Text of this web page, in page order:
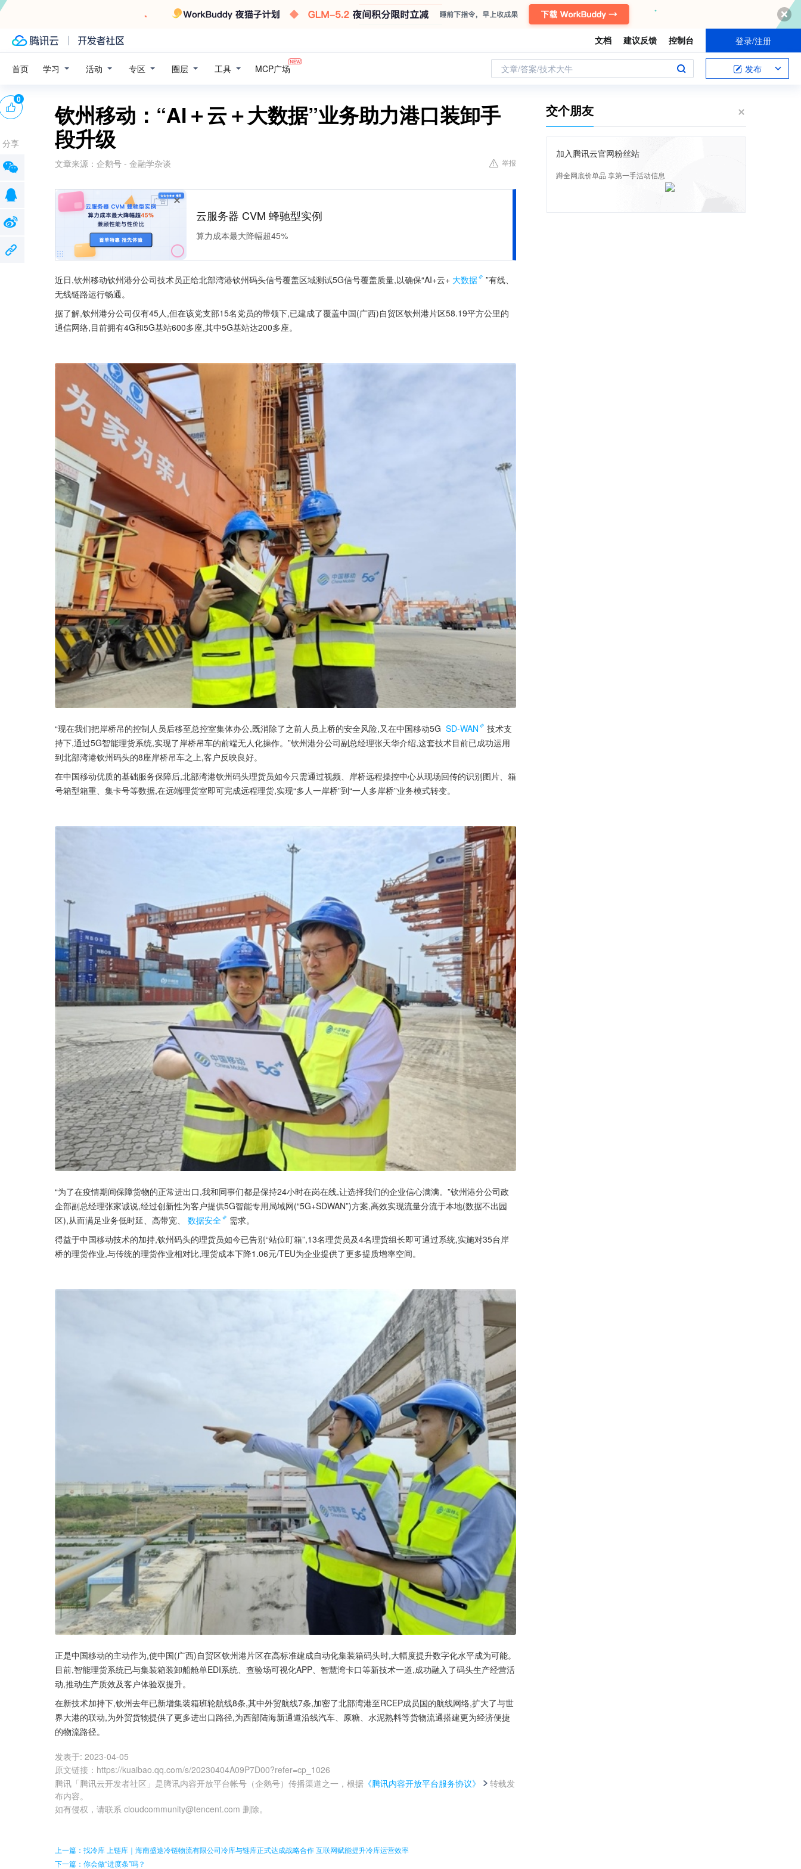
文档 建议反馈 控制台 登录/注册
首页 学习 活动 专区 圈层 工具 MCP广场 文章/答案/技术大牛 发布
钦州移动：“AI＋云＋大数据”业务助力港口装卸手
段升级
文章来源： 企鹅号 - 金融学杂谈 举报
广告
云服务器 CVM 蜂驰型实例
算力成本最大降幅超45%
近日,钦州移动钦州港分公司技术员正给北部湾港钦州码头信号覆盖区域测试5G信号覆盖质量,以确保“AI+云+ 大数据
”有线、
无线链路运行畅通。
据了解,钦州港分公司仅有45人,但在该党支部15名党员的带领下,已建成了覆盖中国(广西)自贸区钦州港片区58.19平方公里的
通信网络,目前拥有4G和5G基站600多座,其中5G基站达200多座。
“现在我们把岸桥吊的控制人员后移至总控室集体办公,既消除了之前人员上桥的安全风险,又在中国移动5G SD-WAN
技术支
持下,通过5G智能理货系统,实现了岸桥吊车的前端无人化操作。”钦州港分公司副总经理张天华介绍,这套技术目前已成功运用
到北部湾港钦州码头的8座岸桥吊车之上,客户反映良好。
在中国移动优质的基础服务保障后,北部湾港钦州码头理货员如今只需通过视频、岸桥远程操控中心从现场回传的识别图片、箱
号箱型箱重、集卡号等数据,在远端理货室即可完成远程理货,实现“多人一岸桥”到“一人多岸桥”业务模式转变。
“为了在疫情期间保障货物的正常进出口,我和同事们都是保持24小时在岗在线,让选择我们的企业信心满满。”钦州港分公司政
企部副总经理张家诚说,经过创新性为客户提供5G智能专用局域网(“5G+SDWAN”)方案,高效实现流量分流于本地(数据不出园
区),从而满足业务低时延、高带宽、
数据安全
需求。
得益于中国移动技术的加持,钦州码头的理货员如今已告别“站位盯箱”,13名理货员及4名理货组长即可通过系统,实施对35台岸
桥的理货作业,与传统的理货作业相对比,理货成本下降1.06元/TEU为企业提供了更多提质增率空间。
正是中国移动的主动作为,使中国(广西)自贸区钦州港片区在高标准建成自动化集装箱码头时,大幅度提升数字化水平成为可能。
目前,智能理货系统已与集装箱装卸船舱单EDI系统、查验场可视化APP、智慧湾卡口等新技术一道,成功融入了码头生产经营活
动,推动生产质效及客户体验双提升。
在新技术加持下,钦州去年已新增集装箱班轮航线8条,其中外贸航线7条,加密了北部湾港至RCEP成员国的航线网络,扩大了与世
界大港的联动,为外贸货物提供了更多进出口路径,为西部陆海新通道沿线汽车、原糖、水泥熟料等货物流通搭建更为经济便捷
的物流路径。
发表于: 2023-04-05
原文链接 ： https://kuaibao.qq.com/s/20230404A09P7D00?refer=cp_1026
腾讯「腾讯云开发者社区」是腾讯内容开放平台帐号（企鹅号）传播渠道之一，根据 《腾讯内容开放平台服务协议》
转载发
布内容。
如有侵权，请联系 cloudcommunity@tencent.com 删除。
0
分享
上一篇：找冷库 上链库｜海南盛途冷链物流有限公司冷库与链库正式达成战略合作 互联网赋能提升冷库运营效率
下一篇：你会做“进度条”吗？
交个朋友
加入腾讯云官网粉丝站
蹲全网底价单品 享第一手活动信息